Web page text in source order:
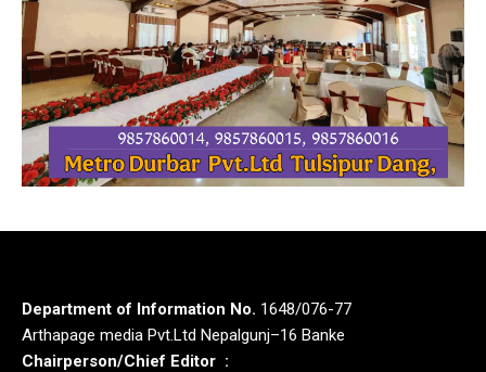
Department of Information No. 1648/076-77
Arthapage media Pvt.Ltd Nepalgunj–16 Banke
Chairperson/Chief Editor :